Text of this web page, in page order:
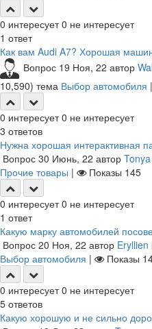
0 интересует 0 не интересует
1 ответ
Как вам Audi A7? Хорошая
Вопрос 19 Ноя, 22 автор
10,590) тема Выбор автомобиля |
0 интересует 0 не интересует
3 ответов
Нужна хорошая интерактивная
Вопрос 30 Июнь, 22 автор Tonya
Прочие товары | Показы 145
0 интересует 0 не интересует
1 ответ
Какую марку автомобилей
Вопрос 20 Ноя, 22 автор Eryllien
Выбор автомобиля | Показы
0 интересует 0 не интересует
5 ответов
Какую хорошую и не сильно